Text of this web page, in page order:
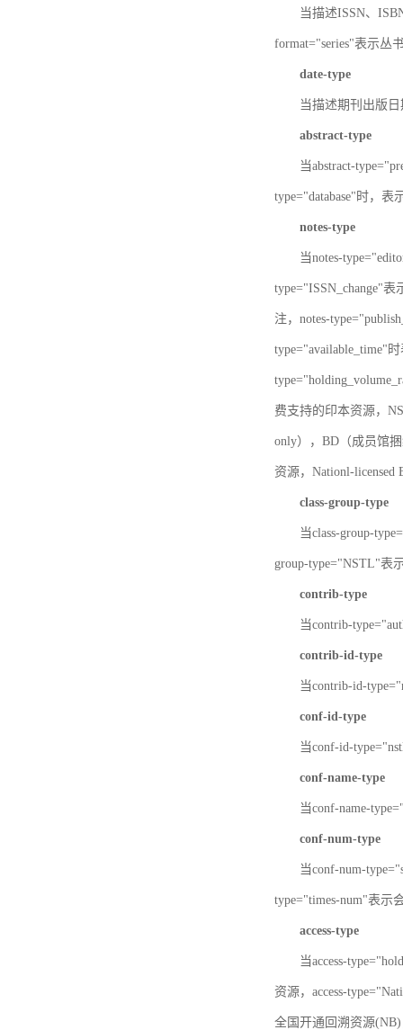
当描述ISSN、
format="series"表示丛
date-type
当描述期刊出版日
abstract-type
当abstract-
type="database"时，表
notes-type
当notes-
type="ISSN_change"
注，notes-
type="available_time"
费支持的印本资源，
only），BD（成员馆
资源，Nationl-licensed
class-group-type
当class-group-
group-type="NSTL"表
contrib-type
当contrib-
contrib-id-type
当contrib-id-
conf-id-type
当conf-id-
conf-name-type
当conf-name-
conf-num-type
当conf-num-
type="times-num"表示
access-type
当access-
资源，access-
全国开通回溯资源(NB)